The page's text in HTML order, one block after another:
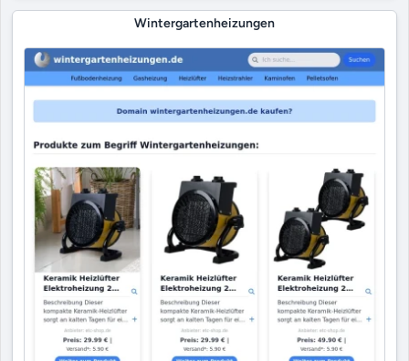
Wintergartenheizungen